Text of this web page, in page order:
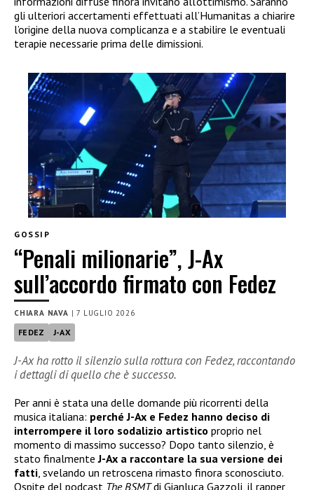
gli ulteriori accertamenti effettuati all’Humanitas a chiarire
l’origine della nuova complicanza e a stabilire le eventuali
terapie necessarie prima delle dimissioni.
GOSSIP
“Penali milionarie”, J-Ax
sull’accordo firmato con Fedez
CHIARA NAVA |7 LUGLIO 2026
FEDEZ J-AX
J-Ax ha rotto il silenzio sulla rottura con Fedez, raccontando
i dettagli di quello che è successo.
Per anni è stata una delle domande più ricorrenti della
musica italiana: perché J-Ax e Fedez hanno deciso di
interrompere il loro sodalizio artistico proprio nel
momento di massimo successo? Dopo tanto silenzio, è
stato finalmenteJ-Ax a raccontare la sua versione dei
fatti, svelando un retroscena rimasto finora sconosciuto.
Ospite del podcast The BSMTdi Gianluca Gazzoli, il rapper